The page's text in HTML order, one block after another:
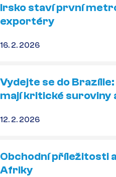
Irsko staví první
exportéry
16. 2. 2026
Vydejte se do
mají kritické suroviny
12. 2. 2026
Obchodní příležitosti
Afriky